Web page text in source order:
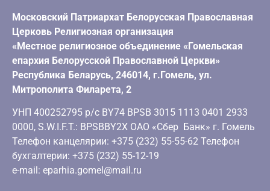
Московский Патриархат Белорусская Православная
Церковь Религиозная организация
«Местное религиозное объединение «Гомельская
епархия Белорусской Православной Церкви»
Республика Беларусь, 246014, г.Гомель, ул.
Митрополита Филарета, 2
УНП 400252795 р/с BY74 BPSB 3015 1113 0401 2933
0000, S.W.I.F.T.: BPSBBY2X ОАО «Сбер Банк» г. Гомель
Телефон канцелярии: +375 (232) 55-55-62 Телефон
бухгалтерии: +375 (232) 55-12-19
e-mail: eparhia.gomel@mail.ru